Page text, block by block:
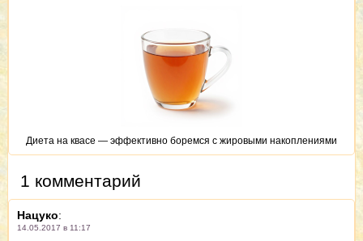
Диета на квасе — эффективно боремся с жировыми накоплениями
1 комментарий
Нацуко:
14.05.2017 в 11:17